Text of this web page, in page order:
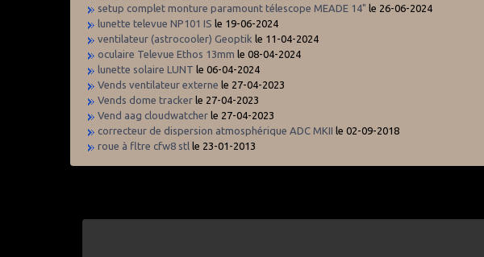
setup complet monture paramount télescope MEADE 14" le 26-06-2024
lunette televue NP101 IS le 19-06-2024
ventilateur (astrocooler) Geoptik le 11-04-2024
oculaire Televue Ethos 13mm le 08-04-2024
lunette solaire LUNT le 06-04-2024
Vends ventilateur externe le 27-04-2023
Vends dome tracker le 27-04-2023
Vend aag cloudwatcher le 27-04-2023
correcteur de dispersion atmosphérique ADC MKII le 02-09-2018
roue à fltre cfw8 stl le 23-01-2013